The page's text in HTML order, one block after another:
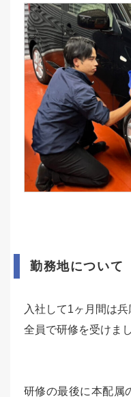
勤務地について
入社して1ヶ月間は
全員で研修を受けまし
研修の最後に本配属